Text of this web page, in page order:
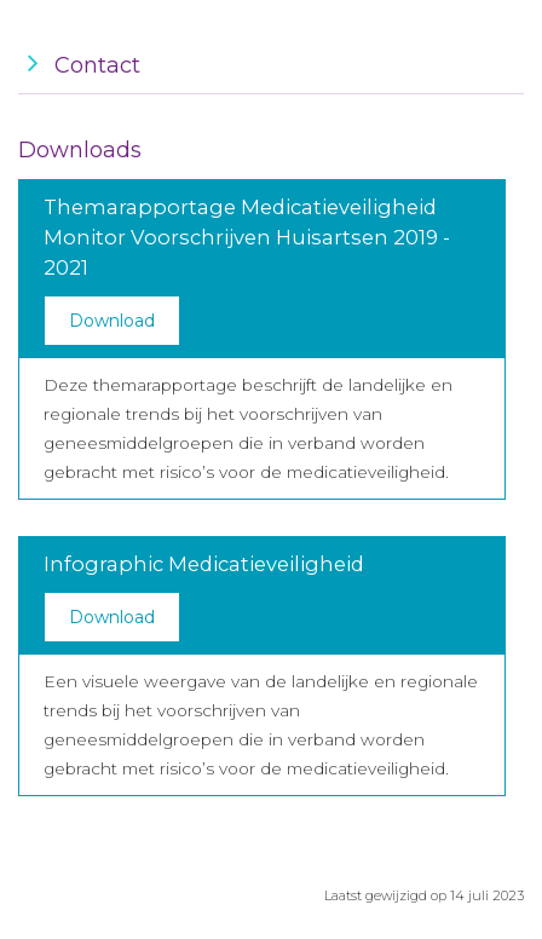
Contact
Downloads
Themarapportage Medicatieveiligheid
Monitor Voorschrijven Huisartsen 2019 -
2021
Download
Deze themarapportage beschrijft de landelijke en
regionale trends bij het voorschrijven van
geneesmiddelgroepen die in verband worden
gebracht met risico’s voor de medicatieveiligheid.
Infographic Medicatieveiligheid
Download
Een visuele weergave van de landelijke en regionale
trends bij het voorschrijven van
geneesmiddelgroepen die in verband worden
gebracht met risico’s voor de medicatieveiligheid.
Laatst gewijzigd op 14 juli 2023